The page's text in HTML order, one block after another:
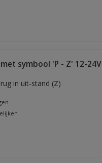
symbool 'P - Z' 12-24V
in uit-stand (Z)